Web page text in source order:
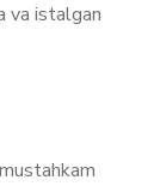
va istalgan